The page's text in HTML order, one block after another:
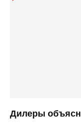
Дилеры